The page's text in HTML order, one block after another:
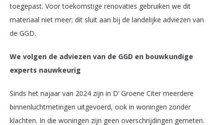
toegepast. Voor toekomstige renovaties gebruiken we dit
materiaal niet meer; dit sluit aan bij de landelijke adviezen van
de GGD.
We volgen de adviezen van de GGD en bouwkundige
experts nauwkeurig
Sinds het najaar van 2024 zijn in D’ Groene Citer meerdere
binnenluchtmetingen uitgevoerd, ook in woningen zonder
klachten. In die woningen zijn geen overschrijdingen gemeten.